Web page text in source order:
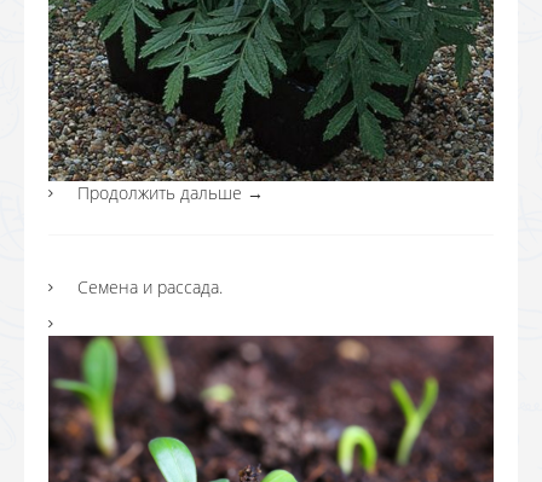
Продолжить дальше →
Семена и рассада.